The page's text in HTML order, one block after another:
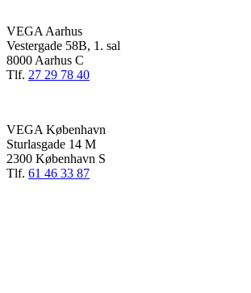
VEGA Aarhus
Vestergade 58B, 1. sal
8000 Aarhus C
Tlf. 27 29 78 40
VEGA København
Sturlasgade 14 M
2300 København S
Tlf. 61 46 33 87